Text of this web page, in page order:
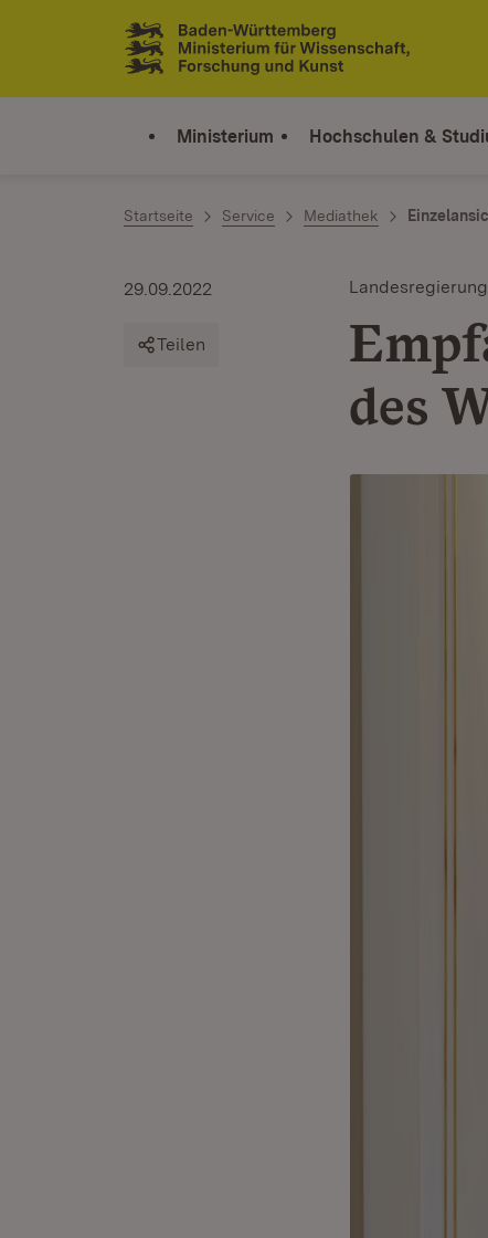
Zum Inhalt springen
Link zur Startseite
Ministerium Hochschulen &
Startseite Service Mediathek
Landesregierung
des
29.09.2022
Teilen